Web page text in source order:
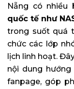
Nẵng có nhiều
quốc tế như
trong suốt quá
chức các lớp
lịch linh hoạt.
nội dung
fanpage, góp